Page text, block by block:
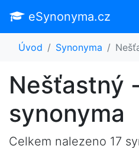
eSynonyma.cz
Úvod Synonyma
Nešťastný
synonyma
Celkem nalezeno 17